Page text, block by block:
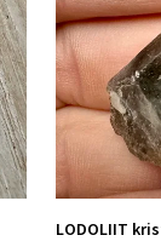
LODOLIIT